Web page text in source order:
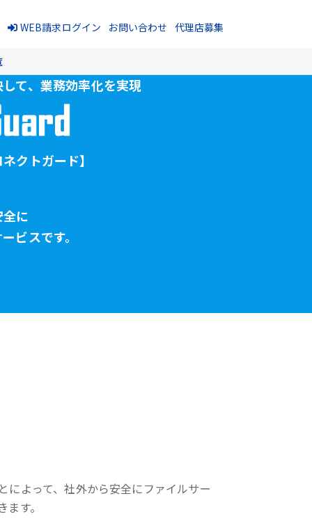
WEB請求ログイン お問い合わせ 代理店募集
て、 業務効率化を実現
クトガード】
に
ビスです。
によって、社外から安全にファイルサー
す。